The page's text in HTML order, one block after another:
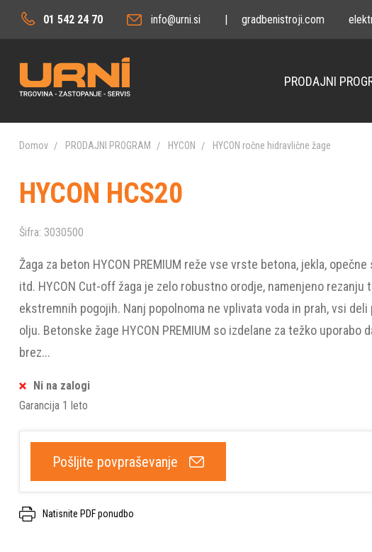
01 542 24 70 info@urni.si | gradbenistroji.com
PRODAJNI
Domov PRODAJNI PROGRAM HYCON HYCON ročne hidravlične žage
HYCON HCS20
Šifra: 3030500
Žaga za beton HYCON PREMIUM reže vse vrste betona, jekla,
itd. HYCON Cut-off žaga je zelo robustno orodje, namenjeno rezanju
ekstremnih pogojih. Nanj popolnoma ne vplivata voda in prah, vsi deli
olju. Betonske žage HYCON PREMIUM so izdelane za težko uporabo
brez...
Ni na zalogi
Garancija 1 leto
Pošljite povpraševanje
Natisnite PDF ponudbo